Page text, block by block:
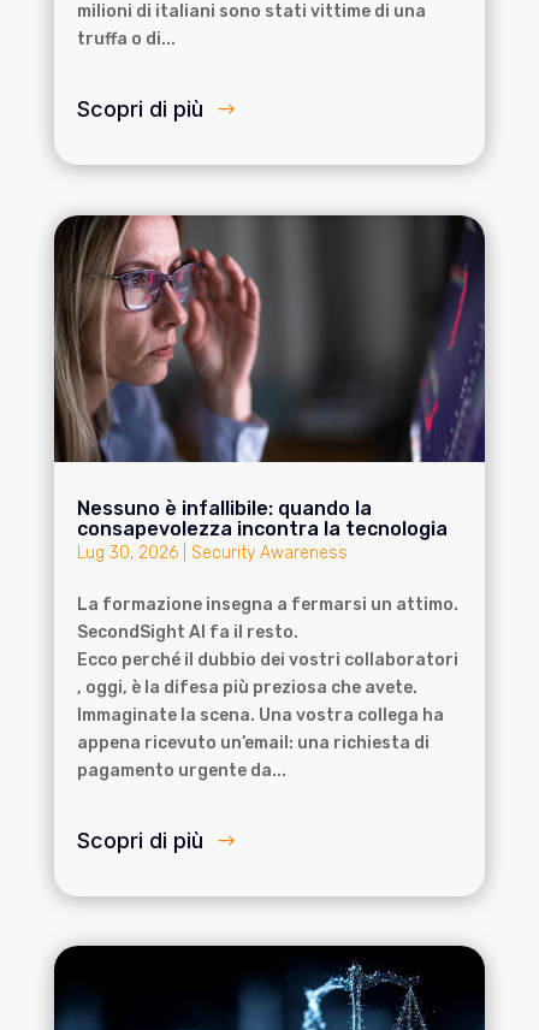
milioni di italiani sono stati vittime di una
truffa o di...
Scopri di più
Nessuno è infallibile: quando la
consapevolezza incontra la tecnologia
Lug 30, 2026| Security Awareness
La formazione insegna a fermarsi un attimo.
SecondSight AI fa il resto.
Ecco perché il dubbio dei vostri collaboratori
, oggi, è la difesa più preziosa che avete.
Immaginate la scena. Una vostra collega ha
appena ricevuto un’email: una richiesta di
pagamento urgente da...
Scopri di più